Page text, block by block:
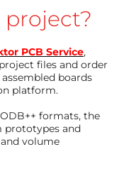
PCB Service,
files and order
boards
platform.
formats, the
prototypes and
volume